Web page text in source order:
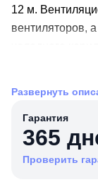
12 м.
вентиляторов,
можно
Электрическая
Во избежание
Развернуть
Гарантия
365
Проверить